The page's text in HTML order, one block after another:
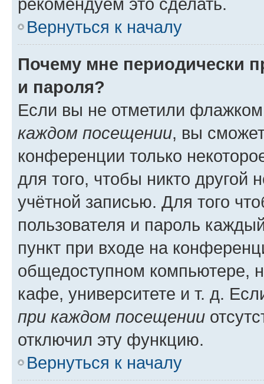
Вернуться к началу
Почему мне периодически
и пароля?
Если вы не отметили
каждом посещении, вы
конференции только
для того, чтобы никто другой
учётной записью. Для того
пользователя и пароль
пункт при входе на
общедоступном компьютере,
кафе, университете и т. д.
при каждом посещении
отключил эту функцию.
Вернуться к началу